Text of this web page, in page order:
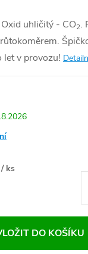
uhličitý - CO2.
let v provozu!
/ ks
DO KOŠÍKU